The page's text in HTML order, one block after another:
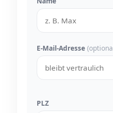
E-Mail-Adresse
PLZ